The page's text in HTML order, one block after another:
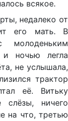
всякое.
недалеко от
его мать. В
и ночью легла
не услышала,
трактор
её. Витьку
слёзы, ничего
на что, третью